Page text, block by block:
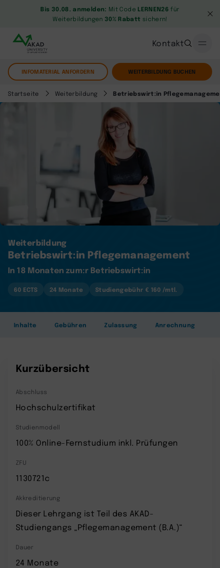
Bis 30.08. anmelden: Mit Code LERNEN26 für
Weiterbildungen 30% Rabatt sichern!
Kontakt
INFOMATERIAL ANFORDERN WEITERBILDUNG BUCHEN
Startseite Weiterbildung Betriebswirt:in
Weiterbildung
Betriebswirt:in Pflegemanagement
In 18 Monaten zum:r Betriebswirt:in
60 ECTS 24 Monate Studiengebühr € 160 /mtl.
Inhalte Gebühren Zulassung Anrechnung
Kurzübersicht
Abschluss
Hochschulzertifikat
Studienmodell
100% Online-Fernstudium inkl. Prüfungen
ZFU
1130721c
Akkreditierung
Dieser Lehrgang ist Teil des AKAD-
Studiengangs „Pflegemanagement (B.A.)“
Dauer
24 Monate